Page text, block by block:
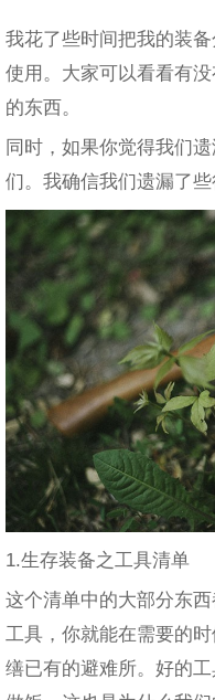
我花了些时间把我的装
使用。大家可以看看有
的东西。
同时，如果你觉得我们
们。我确信我们遗漏了些
1.生存装备之工具清单
这个清单中的大部分东
工具，你就能在需要的
缮已有的避难所。好的